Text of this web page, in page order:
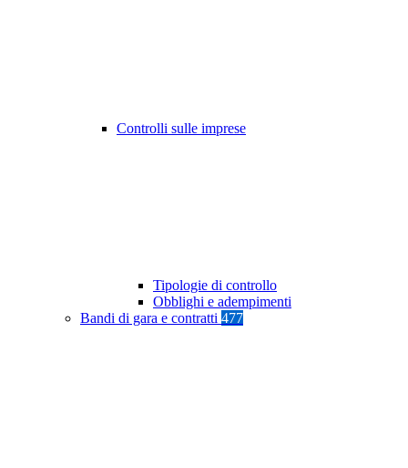
Controlli sulle imprese
Tipologie di controllo
Obblighi e adempimenti
Bandi di gara e contratti 477